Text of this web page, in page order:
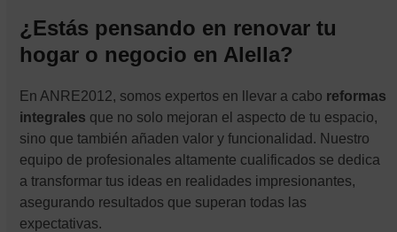
¿Estás pensando en renovar tu
hogar o negocio en Alella?
En ANRE2012, somos expertos en llevar a cabo reformas
integrales que no solo mejoran el aspecto de tu espacio,
sino que también añaden valor y funcionalidad. Nuestro
equipo de profesionales altamente cualificados se dedica
a transformar tus ideas en realidades impresionantes,
asegurando resultados que superan todas las
expectativas.